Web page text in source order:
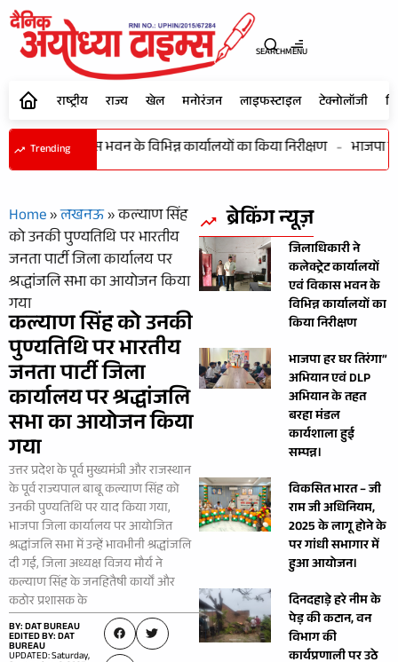
SEARCHMENU
राष्ट्रीय राज्य खेल मनोरंजन लाइफस्टाइल टेक्नोलॉजी
Trending
एवं विकास भवन के विभिन्न कार्यालयों का किया निरीक्षण - भाजपा हर
Home»लखनऊ»कल्याण सिंह
को उनकी पुण्यतिथि पर भारतीय
जनता पार्टी जिला कार्यालय पर
श्रद्धांजलि सभा का आयोजन किया
गया
कल्याण सिंह को उनकी
पुण्यतिथि पर भारतीय
जनता पार्टी जिला
कार्यालय पर श्रद्धांजलि
सभा का आयोजन किया
गया
उत्तर प्रदेश के पूर्व मुख्यमंत्री और राजस्थान
के पूर्व राज्यपाल बाबू कल्याण सिंह को
उनकी पुण्यतिथि पर याद किया गया,
भाजपा जिला कार्यालय पर आयोजित
श्रद्धांजलि सभा में उन्हें भावभीनी श्रद्धांजलि
दी गई, जिला अध्यक्ष विजय मौर्य ने
कल्याण सिंह के जनहितैषी कार्यों और
कठोर प्रशासक के
BY: DAT BUREAU
EDITED BY: DAT
BUREAU
UPDATED: Saturday,
ब्रेकिंग न्यूज़
जिलाधिकारी ने
कलेक्ट्रेट कार्यालयों
एवं विकास भवन के
विभिन्न कार्यालयों का
किया निरीक्षण
भाजपा हर घर तिरंगा”
अभियान एवं DLP
अभियान के तहत
बरहा मंडल
कार्यशाला हुई
सम्पन्न।
विकसित भारत – जी
राम जी अधिनियम,
2025 के लागू होने के
पर गांधी सभागार में
हुआ आयोजन।
दिनदहाड़े हरे नीम के
पेड़ की कटान, वन
विभाग की
कार्यप्रणाली पर उठे